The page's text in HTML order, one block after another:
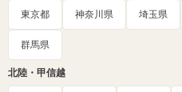
東京都 神奈川県 埼玉県
群馬県
北陸・甲信越